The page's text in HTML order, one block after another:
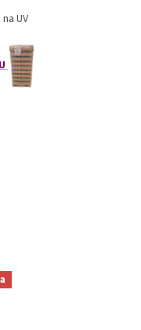
UV